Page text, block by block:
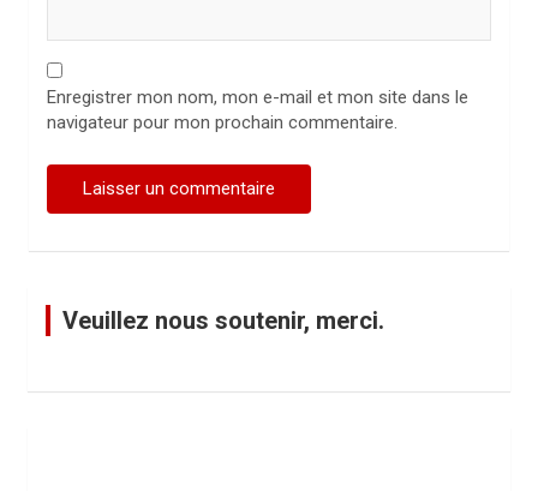
Enregistrer mon nom, mon e-mail et mon site dans le
navigateur pour mon prochain commentaire.
Veuillez nous soutenir, merci.